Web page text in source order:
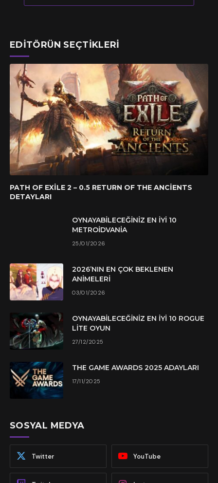
EDITÖRÜN SEÇTIKLERI
PATH OF EXILE 2 – 0.5 RETURN OF THE ANCIENTS
DETAYLARI
OYNAYABILECEĞINIZ EN İYI 10
METROIDVANIA
25/01/2026
2026’NIN EN ÇOK BEKLENEN
ANIMELERI
03/01/2026
OYNAYABILECEĞINIZ EN İYI 10 ROGUE
LITE OYUN
27/12/2025
THE GAME AWARDS 2025 ADAYLARI
17/11/2025
SOSYAL MEDYA
Twitter YouTube